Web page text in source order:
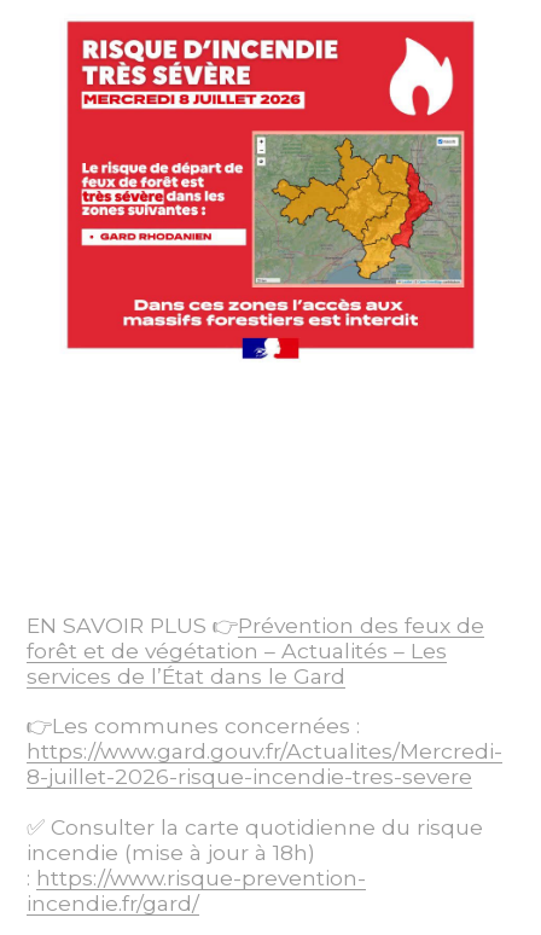
EN SAVOIR PLUS 👉Prévention des feux de
forêt et de végétation – Actualités – Les
services de l’État dans le Gard
👉Les communes concernées :
https://www.gard.gouv.fr/Actualites/Mercredi-
8-juillet-2026-risque-incendie-tres-severe
✅️ Consulter la carte quotidienne du risque
incendie (mise à jour à 18h)
: https://www.risque-prevention-
incendie.fr/gard/